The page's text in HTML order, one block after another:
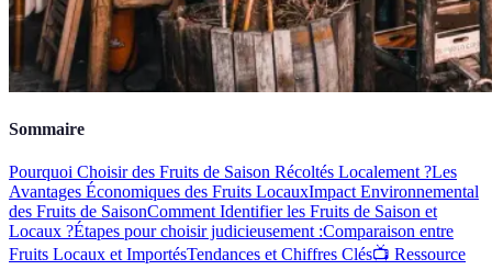
Sommaire
Pourquoi Choisir des Fruits de Saison Récoltés Localement ?Les
Avantages Économiques des Fruits LocauxImpact Environnemental
des Fruits de SaisonComment Identifier les Fruits de Saison et
Locaux ?Étapes pour choisir judicieusement :Comparaison entre
Fruits Locaux et ImportésTendances et Chiffres Clés📺 Ressource